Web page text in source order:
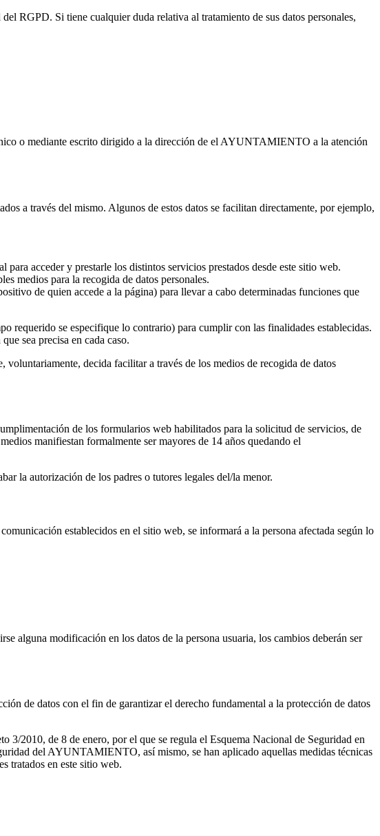
RGPD. Si tiene cualquier duda relativa al tratamiento de sus datos personales,
o mediante escrito dirigido a la dirección de el AYUNTAMIENTO a la atención
a través del mismo. Algunos de estos datos se facilitan directamente, por ejemplo,
acceder y prestarle los distintos servicios prestados desde este sitio web.
medios para la recogida de datos personales.
de quien accede a la página) para llevar a cabo determinadas funciones que
requerido se especifique lo contrario) para cumplir con las finalidades establecidas.
sea precisa en cada caso.
voluntariamente, decida facilitar a través de los medios de recogida de datos
de los formularios web habilitados para la solicitud de servicios, de
manifiestan formalmente ser mayores de 14 años quedando el
la autorización de los padres o tutores legales del/la menor.
establecidos en el sitio web, se informará a la persona afectada según lo
alguna modificación en los datos de la persona usuaria, los cambios deberán ser
de datos con el fin de garantizar el derecho fundamental a la protección de datos
3/2010, de 8 de enero, por el que se regula el Esquema Nacional de Seguridad en
del AYUNTAMIENTO, así mismo, se han aplicado aquellas medidas técnicas
tratados en este sitio web.